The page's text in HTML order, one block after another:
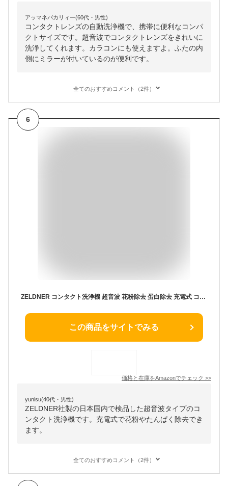
アッマネバカリィー(60代・男性)
コンタクトレンズの自動洗浄機で、携帯に便利なコンパ
クトサイズです。超音波でコンタクトレンズをきれいに
洗浄してくれます。カラコンにも使えますよ。ふたの内
側にミラーが付いているのが便利です。
全てのおすすめコメント（2件）
6
ZELDNER コンタクト洗浄機 超音波 花粉除去 蛋白除去 充電式 コンパクト 日本国内検品済み 日本語取扱説明書付き ソフト ハード カラコン対応 (スプレイグリーン)
この商品をサイトでみる
価格と在庫をAmazonでチェック >>
yunisu(40代・男性)
ZELDNER社製の日本国内で検品した超音波タイプのコ
ンタクト洗浄機です。充電式で花粉やたんぱく除去でき
ます。
全てのおすすめコメント（2件）